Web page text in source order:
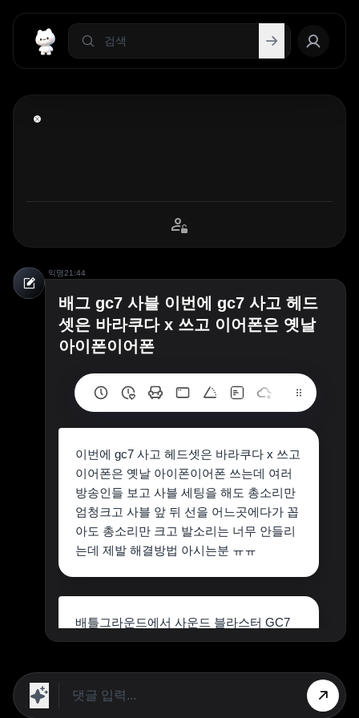
익명21:44
배그 gc7 사블 이번에 gc7 사고 헤드
셋은 바라쿠다 x 쓰고 이어폰은 옛날
아이폰이어폰
이번에 gc7 사고 헤드셋은 바라쿠다 x 쓰고
이어폰은 옛날 아이폰이어폰 쓰는데 여러
방송인들 보고 사블 세팅을 해도 총소리만
엄청크고 사블 앞 뒤 선을 어느곳에다가 꼽
아도 총소리만 크고 발소리는 너무 안들리
는데 제발 해결방법 아시는분 ㅠㅠ
배틀그라운드에서 사운드 블라스터 GC7
과 바라쿠다 X 헤드셋을 사용하시는데, 총
정을 시도해 보셨음에도 문제가 해결되지